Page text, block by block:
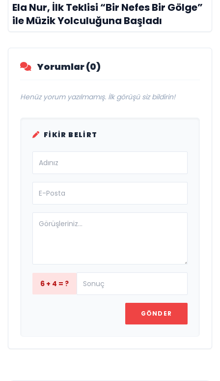
Ela Nur, İlk Teklisi “Bir Nefes Bir Gölge”
ile Müzik Yolculuğuna Başladı
Yorumlar (0)
Henüz yorum yazılmamış. İlk görüşü siz bildirin!
FIKIR BELIRT
6 + 4 = ?
GÖNDER